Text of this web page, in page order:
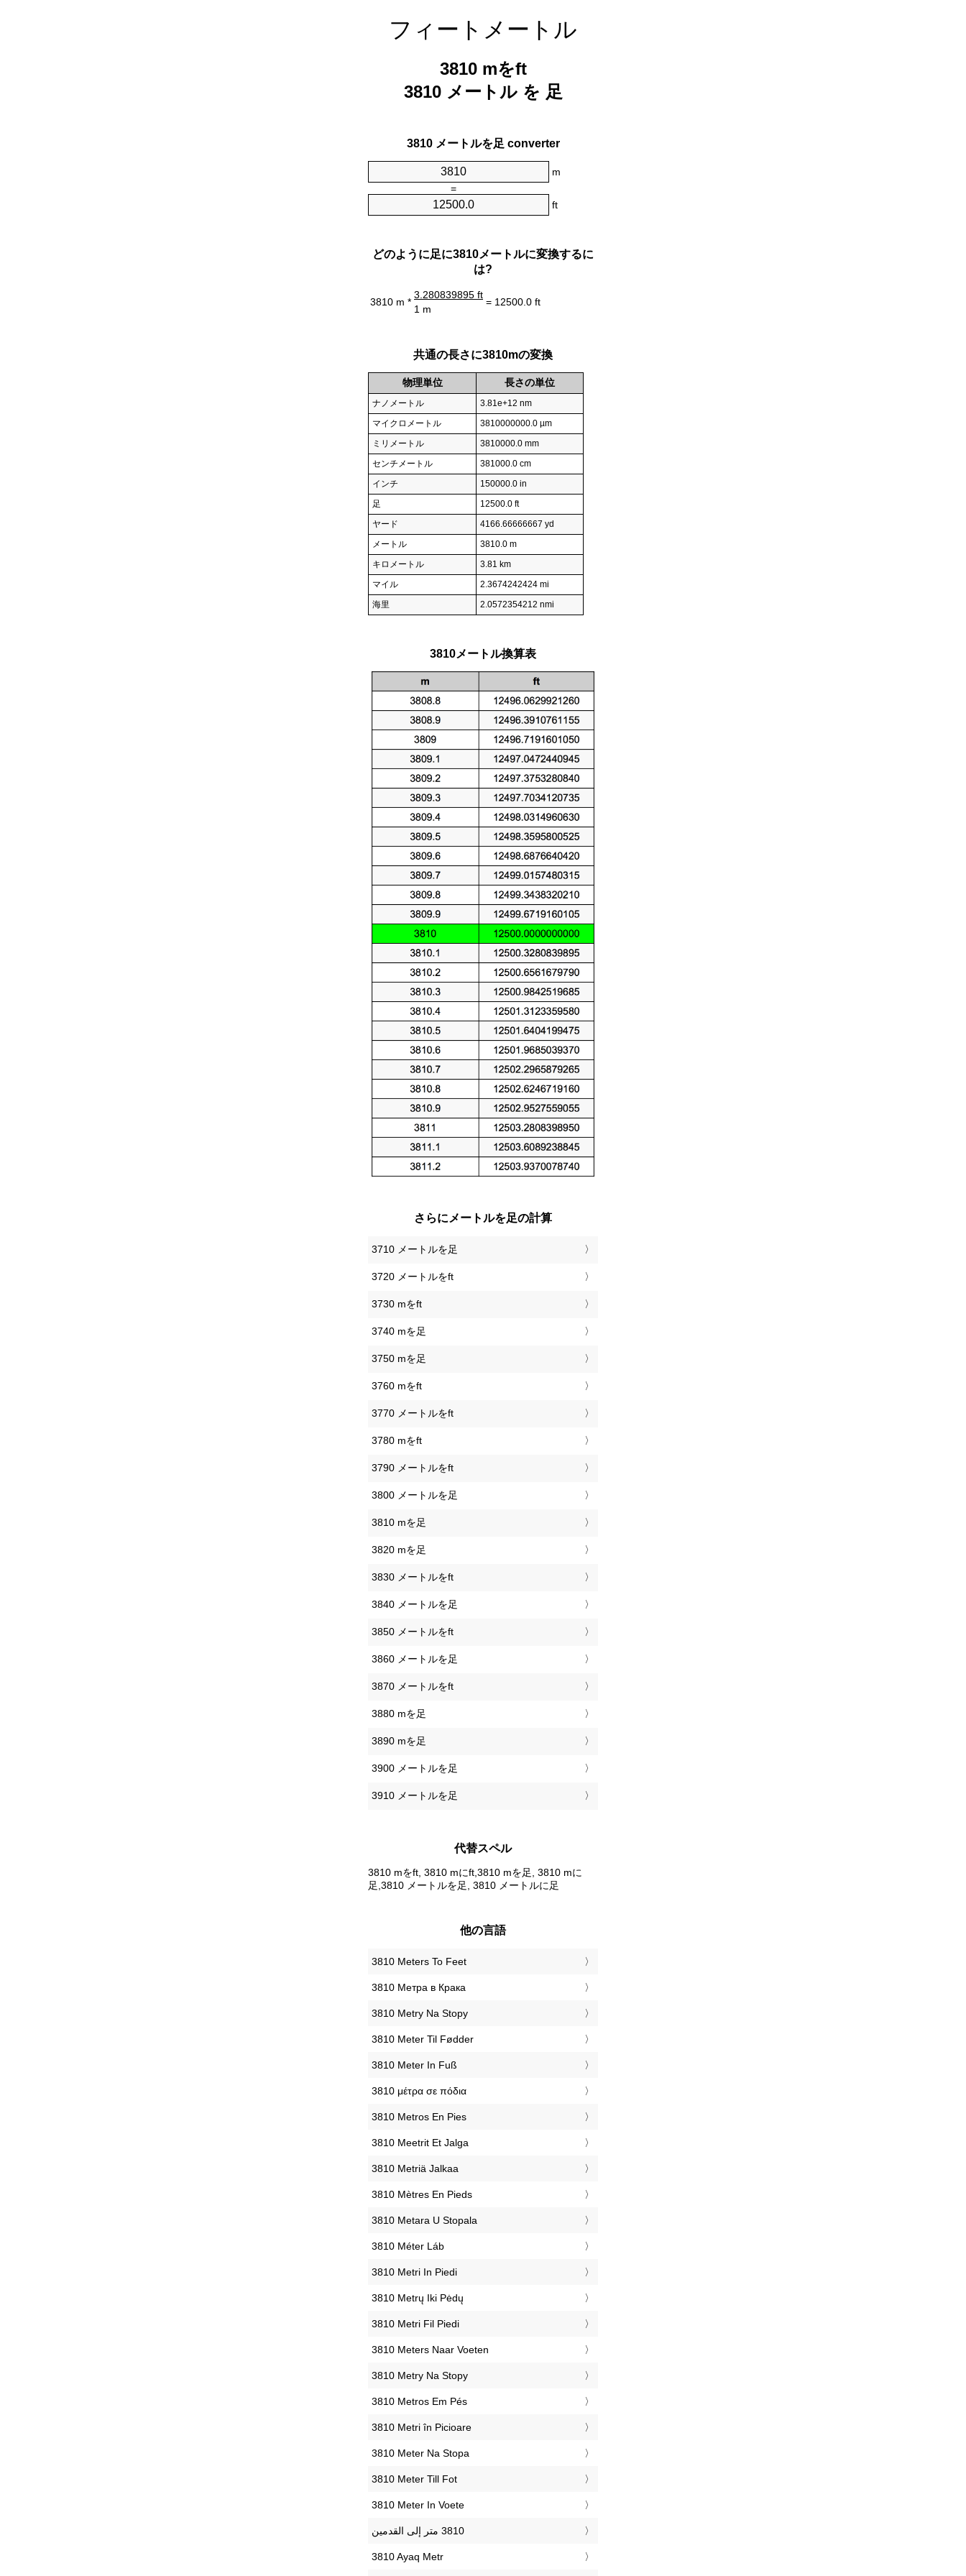
フィートメートル
3810 mをft
3810 メートル を 足
3810 メートルを足 converter
m
=
ft
どのように足に3810メートルに変換するに
は?
3810 m *
3.280839895 ft
= 12500.0 ft
1 m
共通の長さに3810mの変換
物理単位 長さの単位
ナノメートル
3.81e+12 nm
マイクロメートル
3810000000.0 µm
ミリメートル
3810000.0 mm
センチメートル
381000.0 cm
インチ
150000.0 in
足
12500.0 ft
ヤード
4166.66666667 yd
メートル
3810.0 m
キロメートル
3.81 km
マイル
2.3674242424 mi
海里
2.0572354212 nmi
3810メートル換算表
さらにメートルを足の計算
3710 メートルを足
3720 メートルをft
3730 mをft
3740 mを足
3750 mを足
3760 mをft
3770 メートルをft
3780 mをft
3790 メートルをft
3800 メートルを足
3810 mを足
3820 mを足
3830 メートルをft
3840 メートルを足
3850 メートルをft
3860 メートルを足
3870 メートルをft
3880 mを足
3890 mを足
3900 メートルを足
3910 メートルを足
代替スペル
3810 mをft, 3810 mにft,3810 mを足, 3810 mに
足,3810 メートルを足, 3810 メートルに足
他の言語
‎3810 Meters To Feet
‎3810 Метра в Крака
‎3810 Metry Na Stopy
‎3810 Meter Til Fødder
‎3810 Meter In Fuß
‎3810 μέτρα σε πόδια
‎3810 Metros En Pies
‎3810 Meetrit Et Jalga
‎3810 Metriä Jalkaa
‎3810 Mètres En Pieds
‎3810 Metara U Stopala
‎3810 Méter Láb
‎3810 Metri In Piedi
‎3810 Metrų Iki Pėdų
‎3810 Metri Fil Piedi
‎3810 Meters Naar Voeten
‎3810 Metry Na Stopy
‎3810 Metros Em Pés
‎3810 Metri în Picioare
‎3810 Meter Na Stopa
‎3810 Meter Till Fot
‎3810 Meter In Voete
‎3810 Ayaq Metr